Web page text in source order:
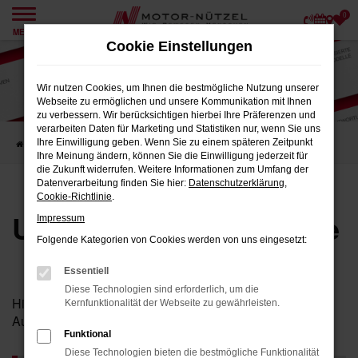
Zum
springen
MENÜ
0
Startseite Karriere Unsere Stellenangebote
Unsere Stellenangebote
Hier finden Sie unsere aktuellen Stellenangebote und
Ausbildungsplätze.
Cookie Einstellungen
Wir nutzen Cookies, um Ihnen die bestmögliche Nutzung unserer
Webseite zu ermöglichen und unsere Kommunikation mit Ihnen
zu verbessern. Wir berücksichtigen hierbei Ihre Präferenzen und
verarbeiten Daten für Marketing und Statistiken nur, wenn Sie uns
Ihre Einwilligung geben. Wenn Sie zu einem späteren Zeitpunkt
Ihre Meinung ändern, können Sie die Einwilligung jederzeit für
die Zukunft widerrufen. Weitere Informationen zum Umfang der
Datenverarbeitung finden Sie hier: Datenschutzerklärung,
Cookie-Richtlinie.
Impressum
Folgende Kategorien von Cookies werden von uns eingesetzt:
Essentiell
Diese Technologien sind erforderlich, um die
Kernfunktionalität der Webseite zu gewährleisten.
Funktional
Diese Technologien bieten die bestmögliche Funktionalität